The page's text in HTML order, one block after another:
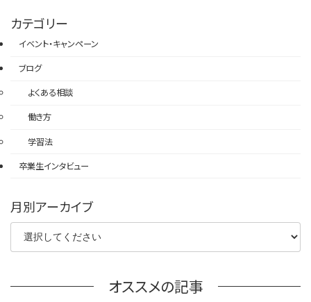
カテゴリー
イベント・キャンペーン
ブログ
よくある相談
働き方
学習法
卒業生インタビュー
月別アーカイブ
オススメの記事